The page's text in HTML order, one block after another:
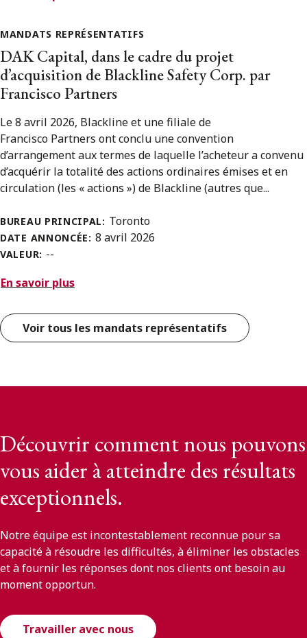
MANDATS REPRÉSENTATIFS
DAK Capital, dans le cadre du projet
d’acquisition de Blackline Safety Corp. par
Francisco Partners
Le 8 avril 2026, Blackline et une filiale de
Francisco Partners ont conclu une convention
d’arrangement aux termes de laquelle l’acheteur a convenu
d’acquérir la totalité des actions ordinaires émises et en
circulation (les « actions ») de Blackline (autres que...
BUREAU PRINCIPAL: Toronto
DATE ANNONCÉE: 8 avril 2026
VALEUR: --
En savoir plus
Voir tous les mandats représentatifs
Découvrir comment nous pouvons
vous aider à atteindre des résultats
exceptionnels.
Notre équipe est incontestablement reconnue pour sa
capacité à résoudre les difficultés, à éliminer les obstacles
et à fournir les réponses dont nos clients ont besoin au
moment opportun.
Travailler avec nous